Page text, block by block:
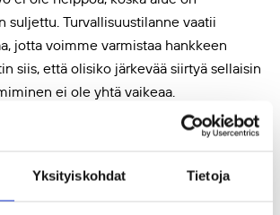
Yksityiskohdat Tietoja
suljettu. Turvallisuustilanne vaatii
jotta voimme varmistaa hankkeen
siis, että olisiko järkevää siirtyä sellaisin
ei ole yhtä vaikeaa.
että juuri näistä syistä meidän
ja osaamme luoda
voimme siirtää myös muille hauraille